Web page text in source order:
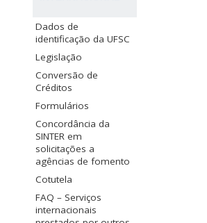
Dados de
identificação da UFSC
Legislação
Conversão de
Créditos
Formulários
Concordância da
SINTER em
solicitações a
agências de fomento
Cotutela
FAQ – Serviços
internacionais